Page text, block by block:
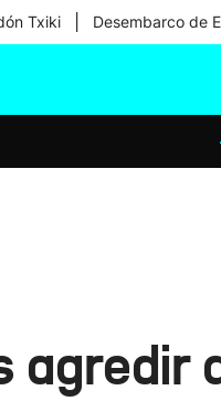
Txiki Desembarco de
agredir